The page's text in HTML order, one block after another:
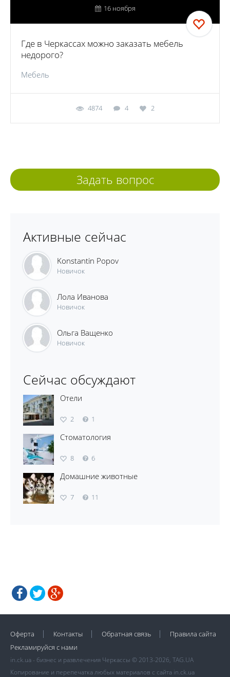
16 ноября
Где в Черкассах можно заказать мебель
недорого?
Мебель
4874 4 2
Задать вопрос
Активные сейчас
Konstantin Popov
Новичок
Лола Иванова
Новичок
Ольга Ващенко
Новичок
Сейчас обсуждают
Отели
2 1
Стоматология
8 6
Домашние животные
7 11
Оферта Контакты Обратная связь
Правила сайта
Рекламируйся с нами
in.ck.ua - бизнес и развлечения Черкассы © 2013-2026, TAG.UA
Копирование и перепечатка любых материалов с сайта in.ck.ua